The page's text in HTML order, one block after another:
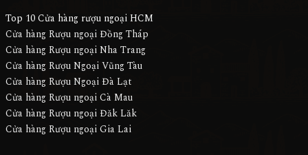
Top 10 Cửa hàng rượu ngoại HCM
Cửa hàng Rượu ngoại Đồng Tháp
Cửa hàng Rượu ngoại Nha Trang
Cửa hàng Rượu Ngoại Vũng Tàu
Cửa hàng Rượu Ngoại Đà Lạt
Cửa hàng Rượu ngoại Cà Mau
Cửa hàng Rượu ngoại Đăk Lăk
Cửa hàng Rượu ngoại Gia Lai